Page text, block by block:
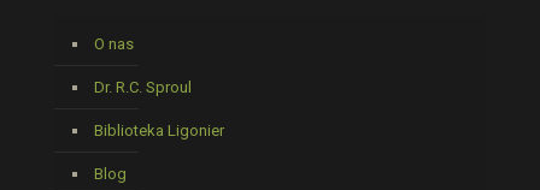
O nas
Dr. R.C. Sproul
Biblioteka Ligonier
Blog